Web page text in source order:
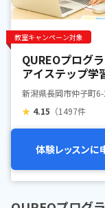
教室キャンペーン対象
QUREOプログ
アイステップ学
室
新潟県長岡市仲子町
★ 4.15 （1497件
体験レッスンに